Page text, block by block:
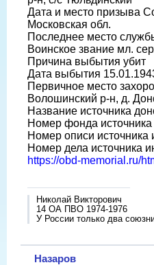
Дата и место призыва
Московская обл.
Последнее место
Воинское звание мл.
Причина выбытия убит
Дата выбытия
Первичное место
Волошинский р-н, д.
Название источника
Номер фонда
Номер описи
Номер дела источника
https://obd-memorial.ru/
Николай Викторович
14 ОА ПВО 1974-1976
У России только два
Назаров